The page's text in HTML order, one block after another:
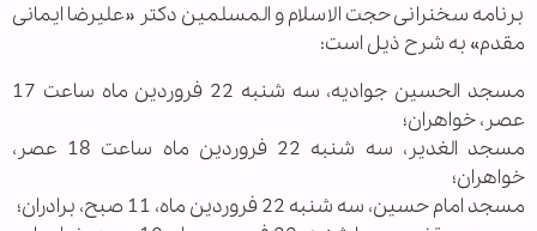
برنامه سخنرانی حجت الاسلام و المسلمین دکتر «علیرضا ایمانی
مقدم» به شرح ذیل است:
مسجد الحسین جوادیه، سه شنبه 22 فروردین ماه ساعت 17
عصر، خواهران؛
مسجد الغدیر، سه شنبه 22 فروردین ماه ساعت 18 عصر،
خواهران؛
مسجد امام حسین، سه شنبه 22 فروردین ماه، 11 صبح، برادران؛